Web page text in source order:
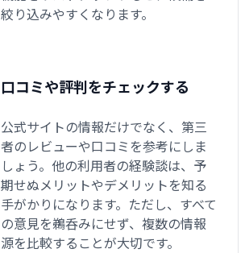
絞り込みやすくなります。
口コミや評判をチェックする
公式サイトの情報だけでなく、第三
者のレビューや口コミを参考にしま
しょう。他の利用者の経験談は、予
期せぬメリットやデメリットを知る
手がかりになります。ただし、すべて
の意見を鵜呑みにせず、複数の情報
源を比較することが大切です。